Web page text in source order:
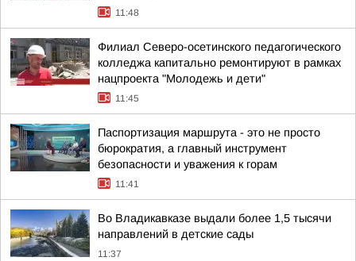
11:48
Филиал Северо-осетинского педагогического
колледжа капитально ремонтируют в рамках
нацпроекта "Молодежь и дети"
11:45
Паспортизация маршрута - это не просто
бюрократия, а главный инструмент
безопасности и уважения к горам
11:41
Во Владикавказе выдали более 1,5 тысячи
направлений в детские сады
11:37